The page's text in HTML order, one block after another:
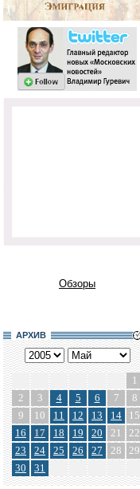
Обзоры
АРХИВ
1
2
3 4 5 6 7
8
9
10 11 12 13 14
15
16
17 18 19 20 21
22
23
24 25 26 27 28
29
30
31